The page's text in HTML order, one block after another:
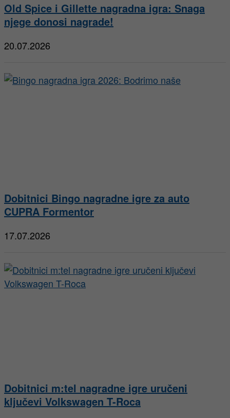
Old Spice i Gillette nagradna igra: Snaga
njege donosi nagrade!
20.07.2026
Dobitnici Bingo nagradne igre za auto
CUPRA Formentor
17.07.2026
Dobitnici m:tel nagradne igre uručeni
ključevi Volkswagen T-Roca